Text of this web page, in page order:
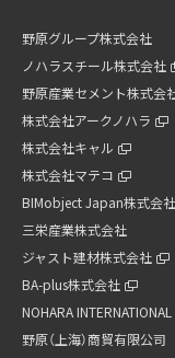
野原グループ株式会社
ノハラスチール株式会社
野原産業セメント株式会
株式会社アークノハラ
株式会社キャル
株式会社マテコ
BIMobject Japan株式会社
三栄産業株式会社
ジャスト建材株式会社
BA-plus株式会社
NOHARA INTERNATIONAL
野原（上海）商貿有限公司